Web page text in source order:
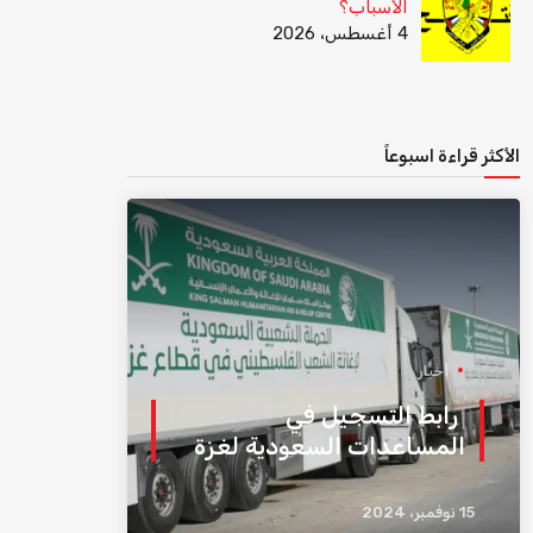
الأسباب؟
4 أغسطس، 2026
الأكثر قراءة اسبوعاً
أخبار
رابط التسجيل في
المساعدات السعودية لغزة
15 نوفمبر، 2024